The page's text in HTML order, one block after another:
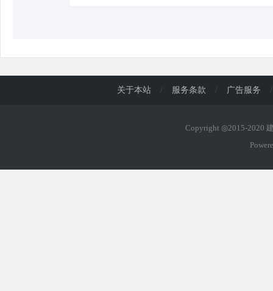
关于本站 / 服务条款 / 广告服务 /
Copyright ◎2015-2020